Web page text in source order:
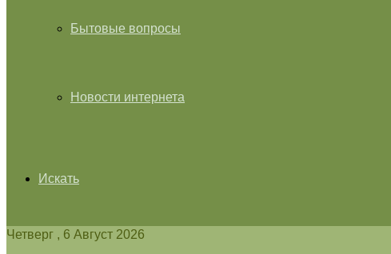
Бытовые вопросы
Новости интернета
Искать
Четверг , 6 Август 2026